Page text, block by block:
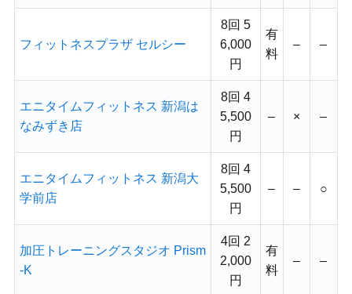
フィットネスプラザ セルシー
8回 5
6,000
円
有
料
– –
エニタイムフィットネス 新潟は
なみずき店
8回 4
5,500
円
– × –
エニタイムフィットネス 新潟大
学前店
8回 4
5,500
円
– – ○
加圧トレーニングスタジオ Prism
-K
4回 2
2,000
円
有
料
– –